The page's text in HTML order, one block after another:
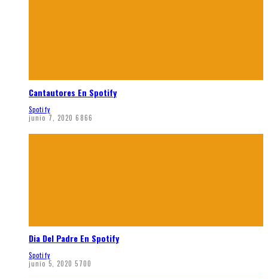
Cantautores En Spotify
Spotify
junio 7, 2020 6866
Dia Del Padre En Spotify
Spotify
junio 5, 2020 5700